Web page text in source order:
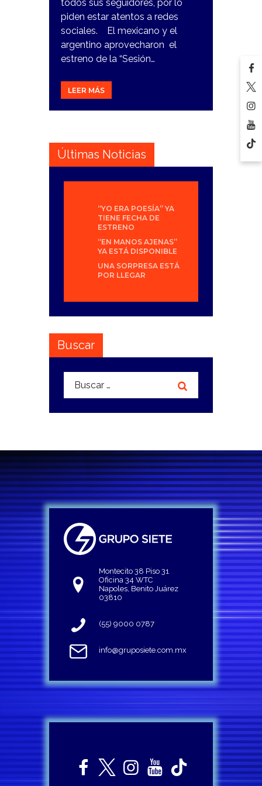
todos sus seguidores, por lo
piden estar atentos a redes
sociales. El mexicano y el
argentino aprovecharon el
estreno de la “Sesión…
LEER MÁS
Últimas Noticias
“YO ERA POESÍA” YA
TIENE FECHA DE
ESTRENO
“EN MANOS AJENAS”
YA ESTÁ DISPONIBLE
UNA SORPRESA ESTÁ
POR LLEGAR
Buscar
Buscar:
Montecito 38 Piso 31
Oficina 34 WTC
Napoles, Benito Juárez
03810
(55) 9000 0787
info@gruposiete.com.mx